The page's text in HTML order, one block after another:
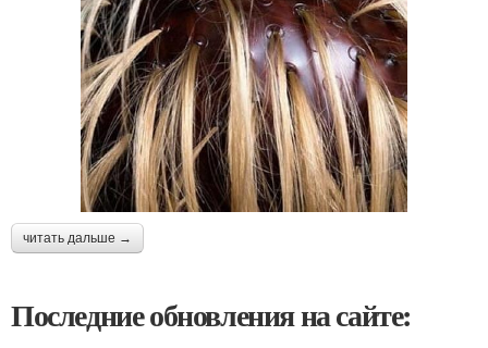
читать дальше →
Последние обновления на сайте: